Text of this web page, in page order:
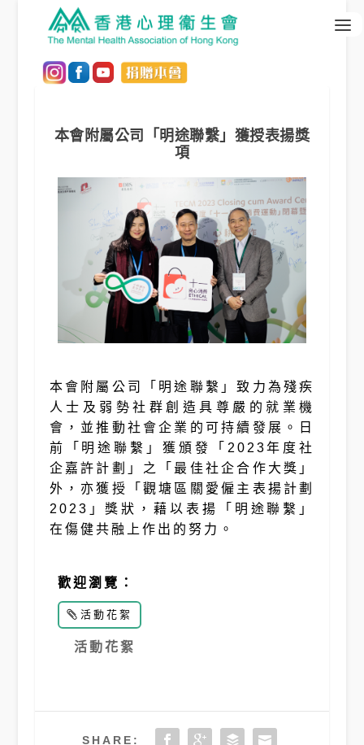
本會附屬公司「明途聯繫」獲授表揚獎
項
本會附屬公司「明途聯繫」致力為殘疾
人士及弱勢社群創造具尊嚴的就業機
會，並推動社會企業的可持續發展。日
前「明途聯繫」獲頒發「2023年度社
企嘉許計劃」之「最佳社企合作大獎」
外，亦獲授「觀塘區關愛僱主表揚計劃
2023」獎狀，藉以表揚「明途聯繫」
在傷健共融上作出的努力。
歡迎瀏覽：
活動花絮
活動花絮
SHARE: